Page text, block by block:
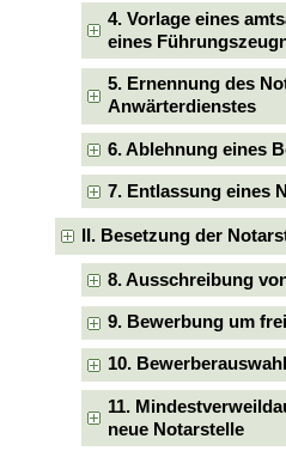
4. Vorlage eines
eines
5. Ernennung des
Anwärterdienstes
6. Ablehnung eines
7. Entlassung eines
II. Besetzung der
8. Ausschreibung
9. Bewerbung um
10.
11.
neue Notarstelle